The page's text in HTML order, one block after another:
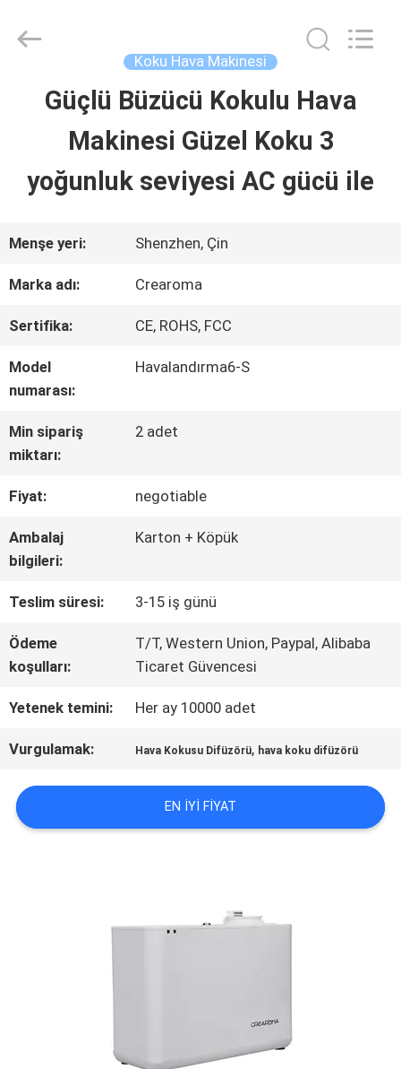
ÜRÜN:%
VİDEOLAR
GÖSTERISI
HAKKIMIZDA
TURU
KONTROL
GEÇIN
Online
Koku Hava Makinesi
Güçlü Büzücü Kokulu Hava
Makinesi Güzel Koku 3
yoğunluk seviyesi AC gücü ile
Menşe yeri: Shenzhen, Çin
Marka adı: Crearoma
Sertifika: CE, ROHS, FCC
Model
numarası:
Havalandırma6-S
Min sipariş
miktarı:
2 adet
Fiyat: negotiable
Ambalaj
bilgileri:
Karton + Köpük
Teslim süresi: 3-15 iş günü
Ödeme
koşulları:
T/T, Western Union, Paypal, Alibaba
Ticaret Güvencesi
Yetenek temini: Her ay 10000 adet
Vurgulamak: Hava Kokusu Difüzörü, hava koku difüzörü
EN IYI FIYAT